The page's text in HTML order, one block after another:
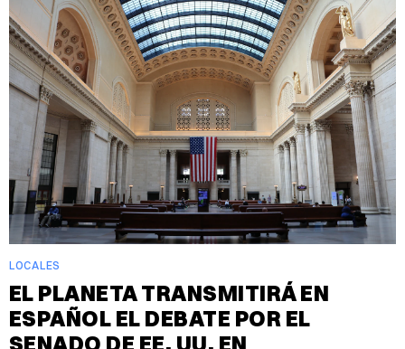
LOCALES
EL PLANETA TRANSMITIRÁ EN
ESPAÑOL EL DEBATE POR EL
SENADO DE EE. UU. EN